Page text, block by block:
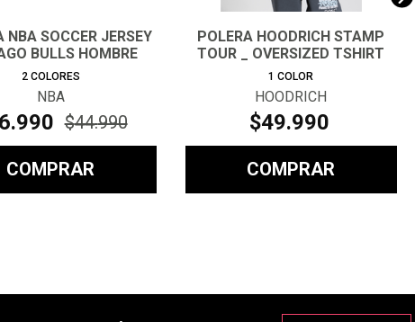
NBA SOCCER JERSEY
BULLS HOMBRE
2 COLORES
NBA
.990 $44.990
COMPRAR
POLERA HOODRICH STAMP
TOUR _ OVERSIZED TSHIRT
HOMB
1 COLOR
HOODRICH
$49.990
COMPRAR